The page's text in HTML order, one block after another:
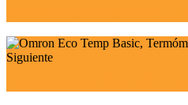
Siguiente